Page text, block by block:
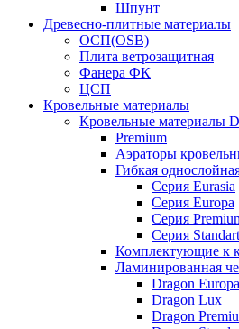
Шпунт
Древесно-плитные материалы
ОСП(OSB)
Плита ветрозащитная
Фанера ФК
ЦСП
Кровельные материалы
Кровельные материалы
Premium
Аэраторы
Гибкая
Серия Eurasia
Серия Europa
Серия
Серия Standart
Комплектующие к
Ламинированная
Dragon Europa
Dragon Lux
Dragon